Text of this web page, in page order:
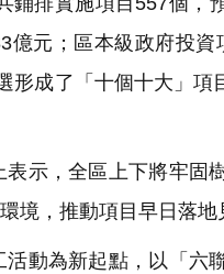
億元；區本級政府投
形成了「十個十大」
示，全區上下將牢固
境，推動項目早日落地
動為新起點，以「六